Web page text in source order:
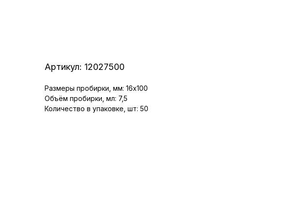
Артикул: 12027500
Размеры пробирки, мм: 16x100
Объём пробирки, мл: 7,5
Количество в упаковке, шт: 50